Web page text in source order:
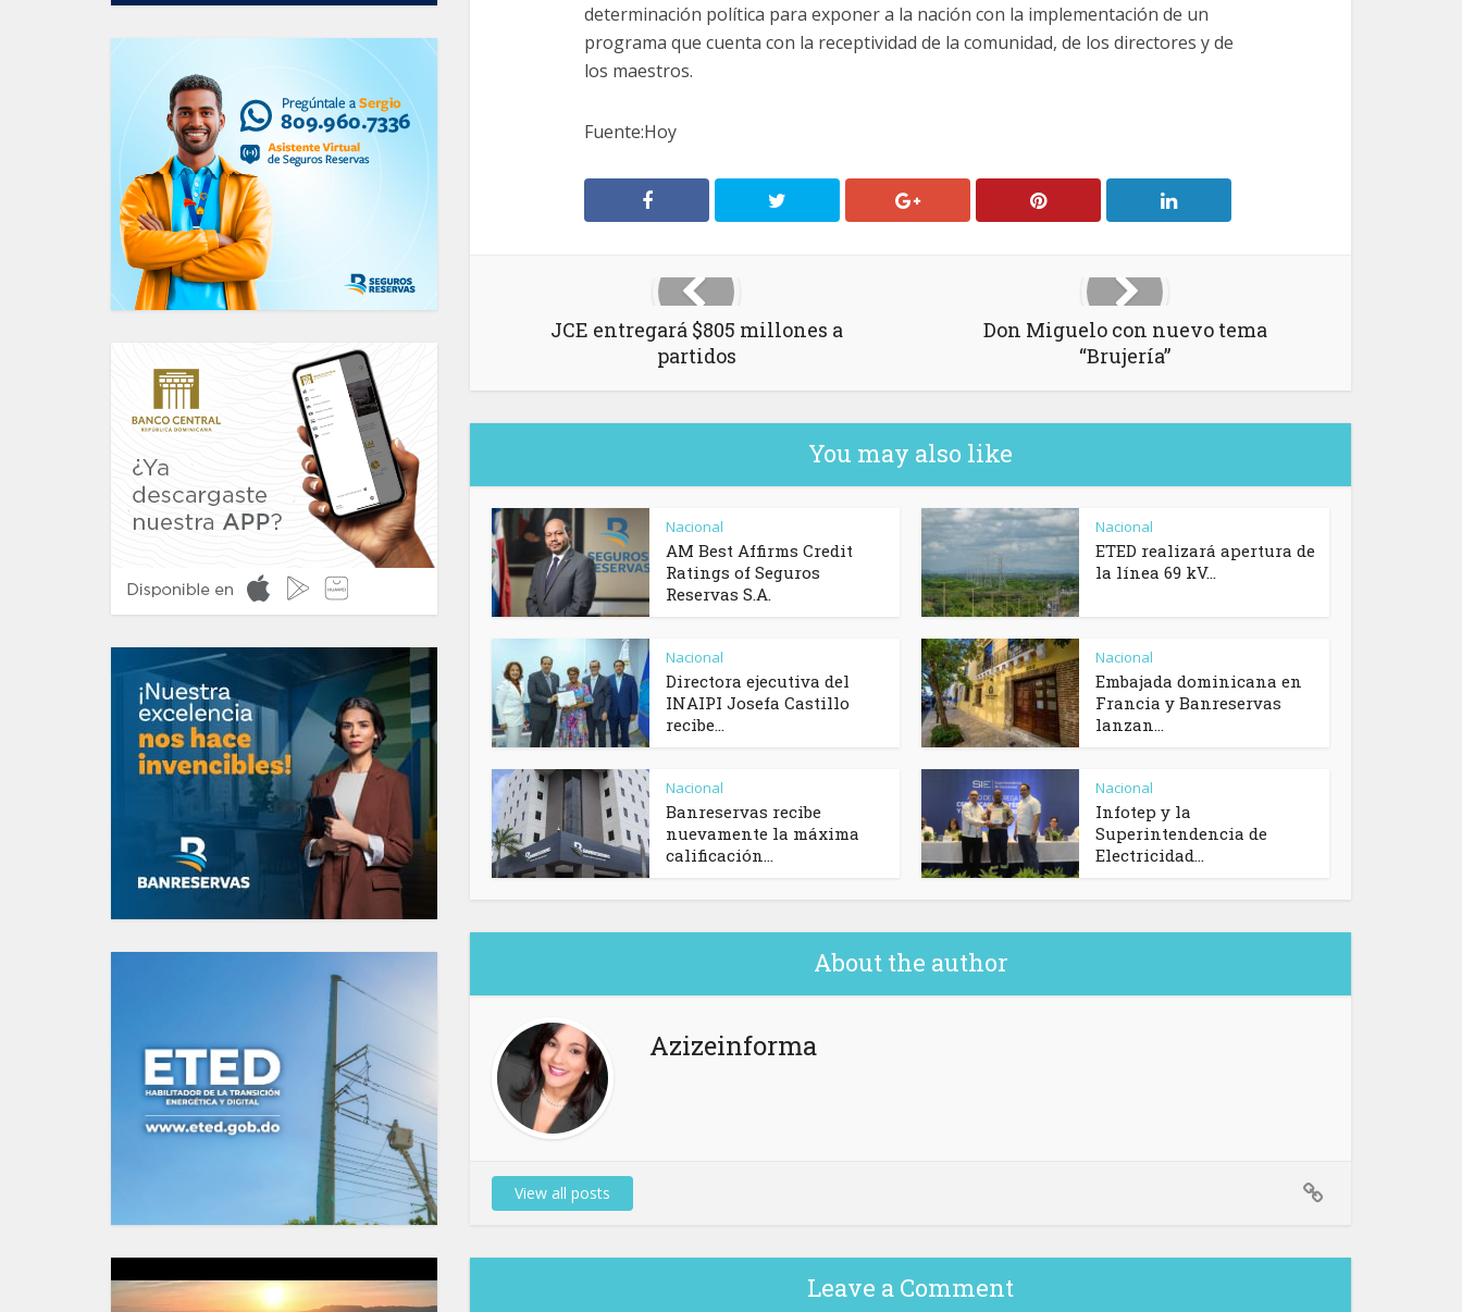
determinación política para exponer a la nación con la implementación de un
programa que cuenta con la receptividad de la comunidad, de los directores y de
los maestros.
Fuente:Hoy
JCE entregará $805 millones a
partidos
Don Miguelo con nuevo tema
“Brujería”
You may also like
Nacional
AM Best Affirms Credit
Ratings of Seguros
Reservas S.A.
Nacional
ETED realizará apertura de
la línea 69 kV...
Nacional
Directora ejecutiva del
INAIPI Josefa Castillo
recibe...
Nacional
Embajada dominicana en
Francia y Banreservas
lanzan...
Nacional
Banreservas recibe
nuevamente la máxima
calificación...
Nacional
Infotep y la
Superintendencia de
Electricidad...
About the author
Azizeinforma
View all posts
Leave a Comment